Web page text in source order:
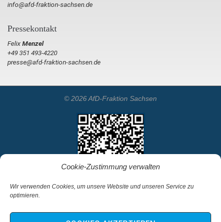
Cookie-Zustimmung verwalten
Wir verwenden Cookies, um unsere Website und unseren Service zu
optimieren.
info@afd-fraktion-sachsen.de
Pressekontakt
FelixMenzel
+49 351 493-4220
presse@afd-fraktion-sachsen.de
© 2026 AfD-Fraktion Sachsen
Startseite Kontakt